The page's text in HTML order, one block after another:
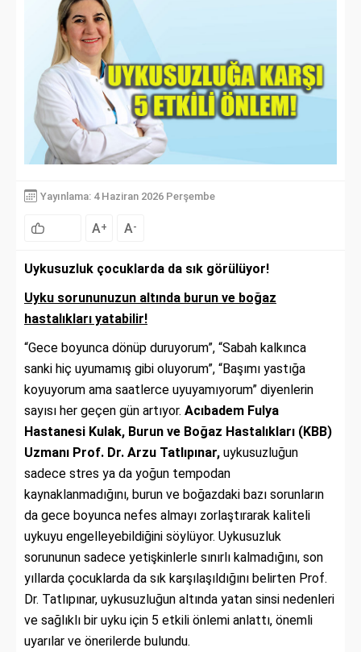
Yayınlama: 4 Haziran 2026 Perşembe
A+ A-
Uykusuzluk çocuklarda da sık görülüyor!
Uyku sorununuzun altında burun ve boğaz
hastalıkları yatabilir!
“Gece boyunca dönüp duruyorum”, “Sabah kalkınca
sanki hiç uyumamış gibi oluyorum”, “Başımı yastığa
koyuyorum ama saatlerce uyuyamıyorum” diyenlerin
sayısı her geçen gün artıyor. Acıbadem Fulya
Hastanesi Kulak, Burun ve Boğaz Hastalıkları (KBB)
Uzmanı Prof. Dr. Arzu Tatlıpınar, uykusuzluğun
sadece stres ya da yoğun tempodan
kaynaklanmadığını, burun ve boğazdaki bazı sorunların
da gece boyunca nefes almayı zorlaştırarak kaliteli
uykuyu engelleyebildiğini söylüyor. Uykusuzluk
sorununun sadece yetişkinlerle sınırlı kalmadığını, son
yıllarda çocuklarda da sık karşılaşıldığını belirten Prof.
Dr. Tatlıpınar, uykusuzluğun altında yatan sinsi nedenleri
ve sağlıklı bir uyku için 5 etkili önlemi anlattı, önemli
uyarılar ve önerilerde bulundu.